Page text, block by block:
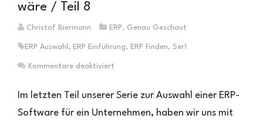
wäre / Teil 8
Christof Biermann ERP, Genau Geschaut
ERP Auswahl , ERP Einführung, ERP Finden, Ser1
Kommentare deaktiviert
Auswahl
wenn
Im letzten Teil unserer Serie zur Auswahl einer ERP-
Software für ein Unternehmen, haben wir uns mit